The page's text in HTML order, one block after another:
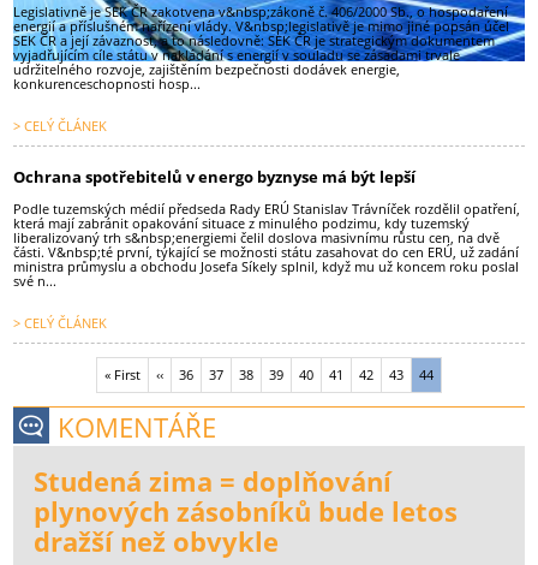
Legislativně je SEK ČR zakotvena v&nbsp;zákoně č. 406/2000 Sb., o hospodaření
energií a příslušném nařízení vlády. V&nbsp;legislativě je mimo jiné popsán účel
SEK ČR a její závaznost, a to následovně: SEK ČR je strategickým dokumentem
vyjadřujícím cíle státu v nakládání s energií v souladu se zásadami trvale
udržitelného rozvoje, zajištěním bezpečnosti dodávek energie,
konkurenceschopnosti hosp...
> CELÝ ČLÁNEK
Ochrana spotřebitelů v energo byznyse má být lepší
Podle tuzemských médií předseda Rady ERÚ Stanislav Trávníček rozdělil opatření,
která mají zabránit opakování situace z minulého podzimu, kdy tuzemský
liberalizovaný trh s&nbsp;energiemi čelil doslova masivnímu růstu cen, na dvě
části. V&nbsp;té první, týkající se možnosti státu zasahovat do cen ERÚ, už zadání
ministra průmyslu a obchodu Josefa Síkely splnil, když mu už koncem roku poslal
své n...
> CELÝ ČLÁNEK
First
page
« First
Předchozí
stránka
‹‹ Stránka
36 Stránka
37 Stránka
38 Stránka
39 Stránka
40 Stránka
41 Stránka
42 Stránka
43 Stránka
44
KOMENTÁŘE
Studená zima = doplňování
plynových zásobníků bude letos
dražší než obvykle